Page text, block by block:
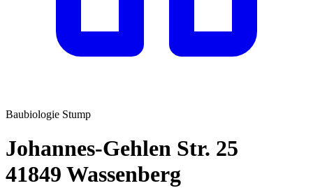
Baubiologie Stump
Johannes-Gehlen Str. 25
41849 Wassenberg